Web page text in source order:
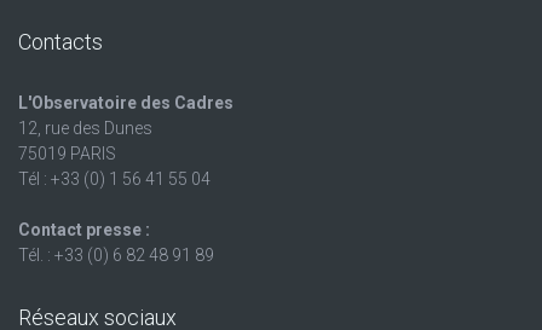
Contacts
L'Observatoire des Cadres
12, rue des Dunes
75019 PARIS
Tél : +33 (0) 1 56 41 55 04
Contact presse :
Tél. : +33 (0) 6 82 48 91 89
Réseaux sociaux